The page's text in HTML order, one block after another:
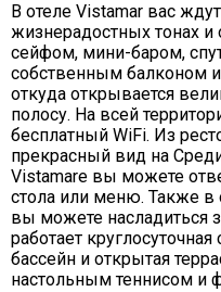
В отеле Vistamar вас
жизнерадостных тонах
сейфом, мини-баром,
собственным балконом
откуда открывается
полосу. На всей
бесплатный WiFi. Из
прекрасный вид на
Vistamare вы можете
стола или меню. Также в
вы можете насладиться
работает круглосуточная
бассейн и открытая
настольным теннисом и